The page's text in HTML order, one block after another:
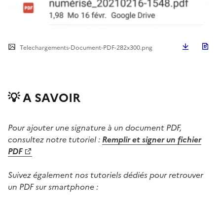
Telechargements-Document-PDF-282x300.png
💡 A SAVOIR
Pour ajouter une signature à un document PDF,
consultez notre tutoriel : Remplir et signer un fichier
PDF
Suivez également nos tutoriels dédiés pour retrouver
un PDF sur smartphone :